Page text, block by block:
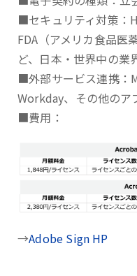
■セキュリティ対策：
FDA（アメリカ⾷品医
ど、日本・世界中の業
■外部サービス連携：
Workday、その他のア
■費用：
→Adobe Sign HP